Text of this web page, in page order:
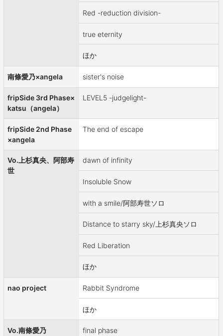
Red -reduction division-
true eternity
ほか
南條愛乃×angela sister's noise
fripSide 3rd Phase×
katsu（angela）
LEVEL5 -judgelight-
fripSide 2nd Phase
×angela
The end of escape
Vo.上杉真央、阿部寿
世
dawn of infinity
Insoluble Snow
with a smile/阿部寿世ソロ
Distance to starry sky/上杉真央ソロ
Red Liberation
ほか
nao project Rabbit Syndrome
ほか
Vo.南條愛乃 final phase